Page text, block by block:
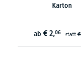
Karton
ab € 2,06 statt€